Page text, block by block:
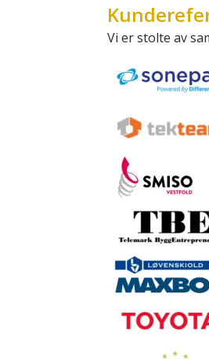
Vi er stolte av